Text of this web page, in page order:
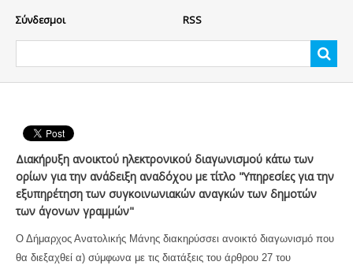
Σύνδεσμοι RSS
Διακήρυξη ανοικτού ηλεκτρονικού διαγωνισμού κάτω των
ορίων για την ανάδειξη αναδόχου με τίτλο "Υπηρεσίες για την
εξυπηρέτηση των συγκοινωνιακών αναγκών των δημοτών
των άγονων γραμμών"
Ο Δήμαρχος Ανατολικής Μάνης διακηρύσσει ανοικτό διαγωνισμό που
θα διεξαχθεί α) σύμφωνα με τις διατάξεις του άρθρου 27 του